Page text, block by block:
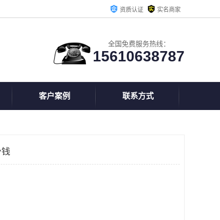
资质认证 实名商家
全国免费服务热线：
15610638787
客户案例 联系方式